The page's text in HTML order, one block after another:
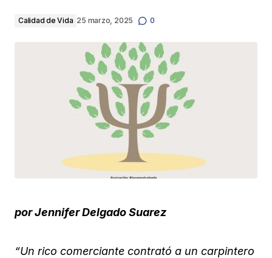
Calidad de Vida 25 marzo, 2025 0
por Jennifer Delgado Suarez
“Un rico comerciante contrató a un carpintero